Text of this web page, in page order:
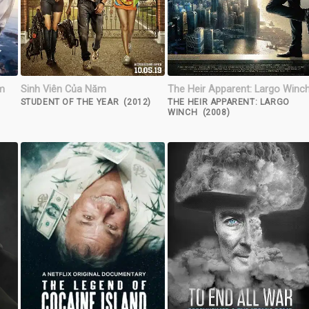
Sinh Viên Của Năm
STUDENT OF THE YEAR (2012)
The Heir Apparent: Largo
THE HEIR APPARENT: LARGO
WINCH (2008)